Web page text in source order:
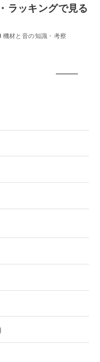
ラッキングで見る
機材と音の知識・考察